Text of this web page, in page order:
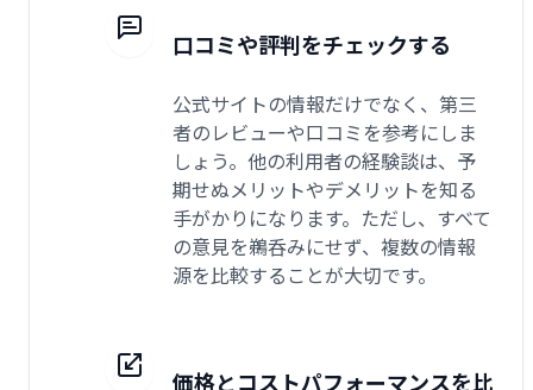
口コミや評判をチェックする
公式サイトの情報だけでなく、第三
者のレビューや口コミを参考にしま
しょう。他の利用者の経験談は、予
期せぬメリットやデメリットを知る
手がかりになります。ただし、すべて
の意見を鵜呑みにせず、複数の情報
源を比較することが大切です。
価格とコストパフォーマンスを比